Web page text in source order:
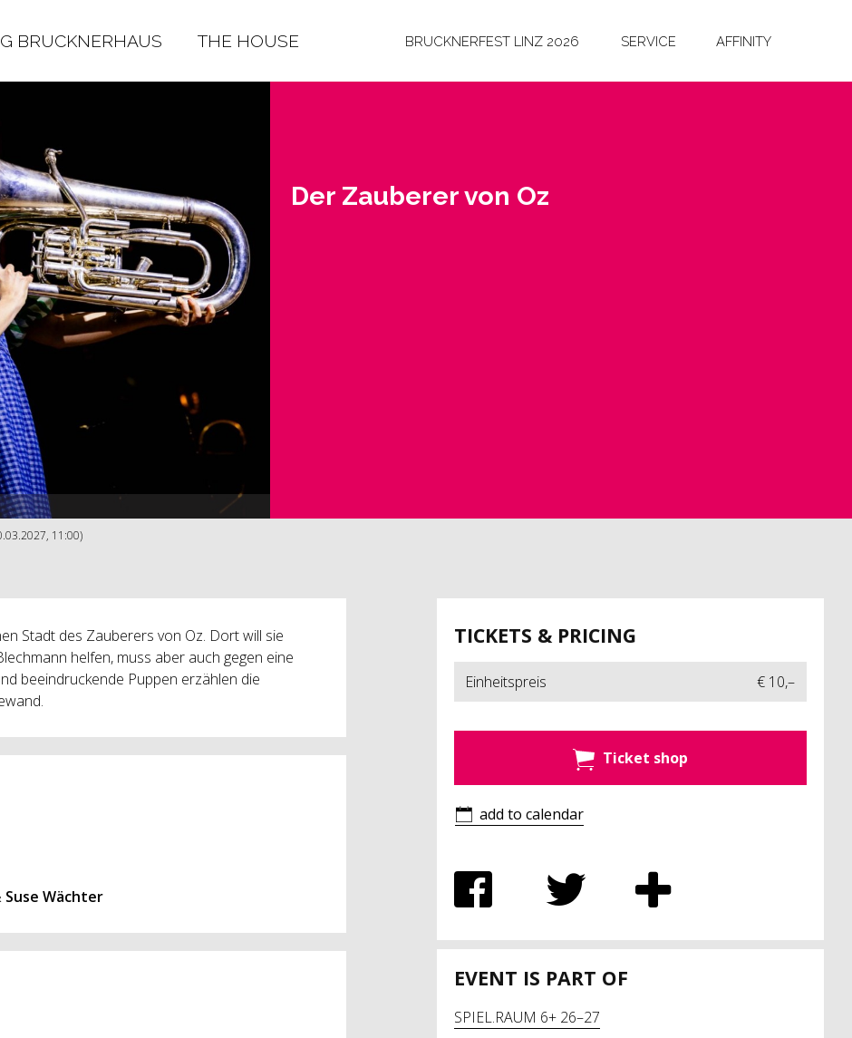
BRUCKNERHAUS THE HOUSE BRUCKNERFEST LINZ 2026 SERVICE AFFINITY
Der Zau­be­rer von Oz
11:00)
Stadt des Zauberers von Oz. Dort will sie
helfen, muss aber auch gegen eine
beeindruckende Puppen erzählen die
Suse Wächter
TICKETS & PRICING
Einheitspreis € 10,–
Ticket shop
add to calendar
EVENT IS PART OF
SPIEL.RAUM 6+ 26–27